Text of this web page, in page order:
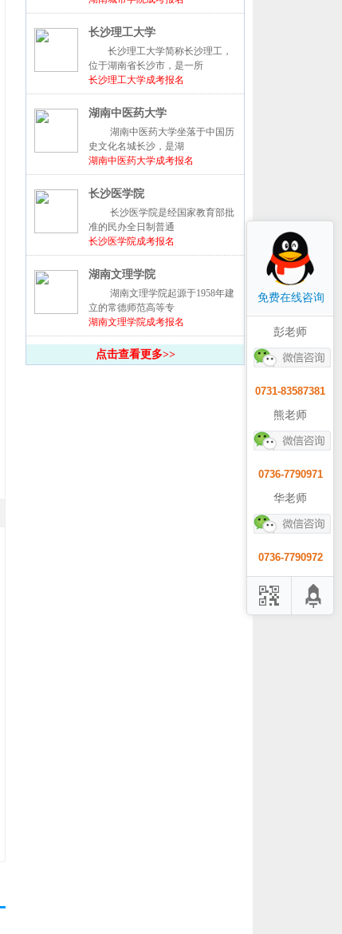
长沙理工大学
长沙理工大学简称长沙理工，
位于湖南省长沙市，是一所
长沙理工大学成考报名
湖南中医药大学
湖南中医药大学坐落于中国历
史文化名城长沙，是湖
湖南中医药大学成考报名
长沙医学院
长沙医学院是经国家教育部批
准的民办全日制普通
长沙医学院成考报名
湖南文理学院
湖南文理学院起源于1958年建
立的常德师范高等专
湖南文理学院成考报名
点击查看更多>>
免费在线咨询
彭老师
0731-83587381
熊老师
0736-7790971
华老师
0736-7790972